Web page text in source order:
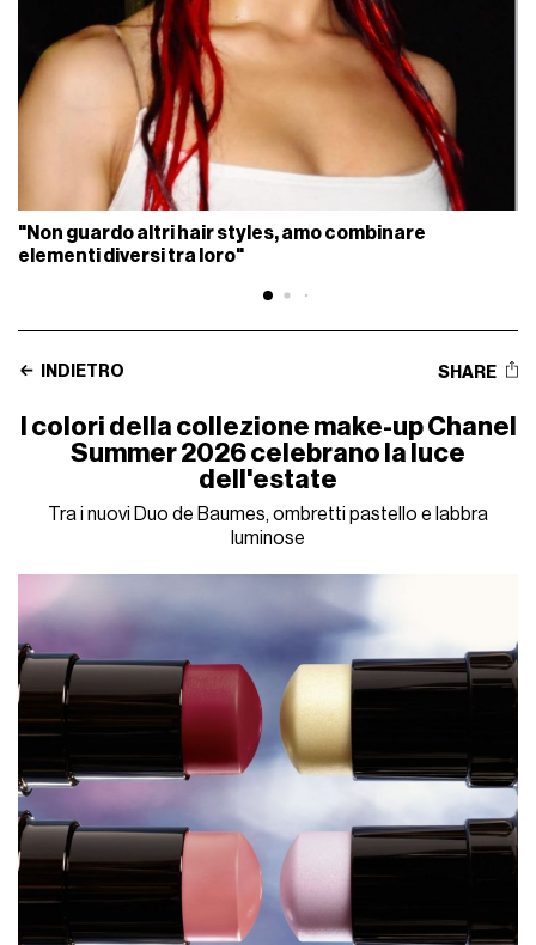
"Non guardo altri hair styles, amo combinare
elementi diversi tra loro"
INDIETRO SHARE
I colori della collezione make-up Chanel
Summer 2026 celebrano la luce
dell'estate
Tra i nuovi Duo de Baumes, ombretti pastello e labbra
luminose